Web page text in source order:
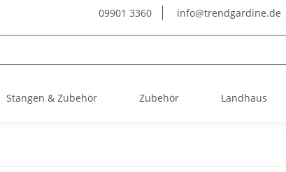
09901 3360 info@trendgardine.de
Stangen & Zubehör Zubehör Landhaus